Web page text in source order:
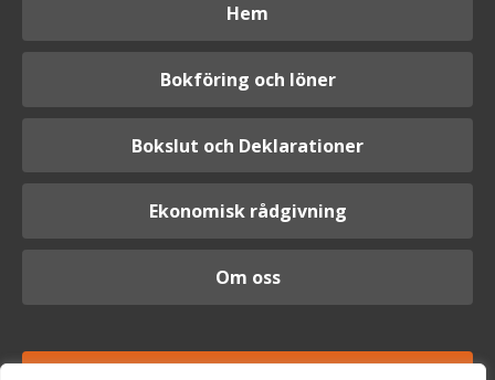
Hem
Bokföring och löner
Bokslut och Deklarationer
Ekonomisk rådgivning
Om oss